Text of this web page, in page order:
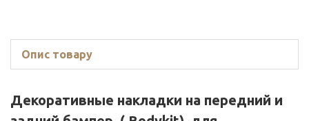
Опис товару
Декоративные накладки на передний и